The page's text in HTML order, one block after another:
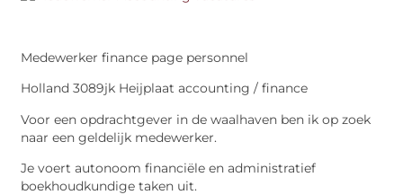
Medewerker finance page personnel
Holland 3089jk Heijplaat accounting / finance
Voor een opdrachtgever in de waalhaven ben ik op zoek
naar een geldelijk medewerker.
Je voert autonoom financiële en administratief
boekhoudkundige taken uit.